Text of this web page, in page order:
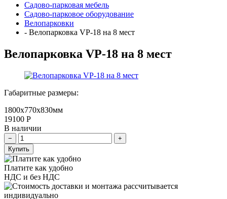
Садово-парковая мебель
Садово-парковое оборудование
Велопарковки
- Велопарковка VP-18 на 8 мест
Велопарковка VP-18 на 8 мест
Габаритные размеры:
1800х770х830мм
19100 Р
В наличии
Купить
Платите как удобно
НДС и без НДС